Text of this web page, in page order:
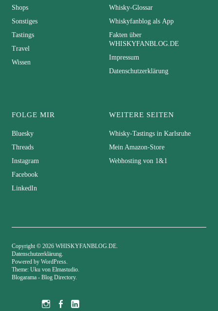
Shops
Sonstiges
Tastings
Travel
Wissen
Whisky-Glossar
Whiskyfanblog als App
Fakten über
WHISKYFANBLOG.DE
Impressum
Datenschutzerklärung
FOLGE MIR
Bluesky
Threads
Instagram
Facebook
LinkedIn
WEITERE SEITEN
Whisky-Tastings in Karlsruhe
Mein Amazon-Store
Webhosting von 1&1
Copyright © 2026 WHISKYFANBLOG.DE
Datenschutzerklärung
Powered by WordPress
Theme: Uku von Elmastudio
Blogarama - Blog Directory